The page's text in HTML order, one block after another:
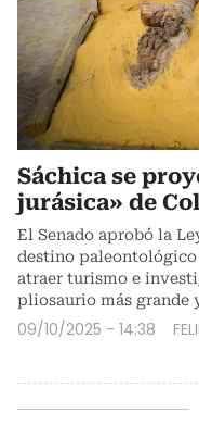
Sáchica se
jurásica» de
El Senado aprobó la
destino
atraer turismo e
pliosaurio más grande
09/10/2025 - 14:38